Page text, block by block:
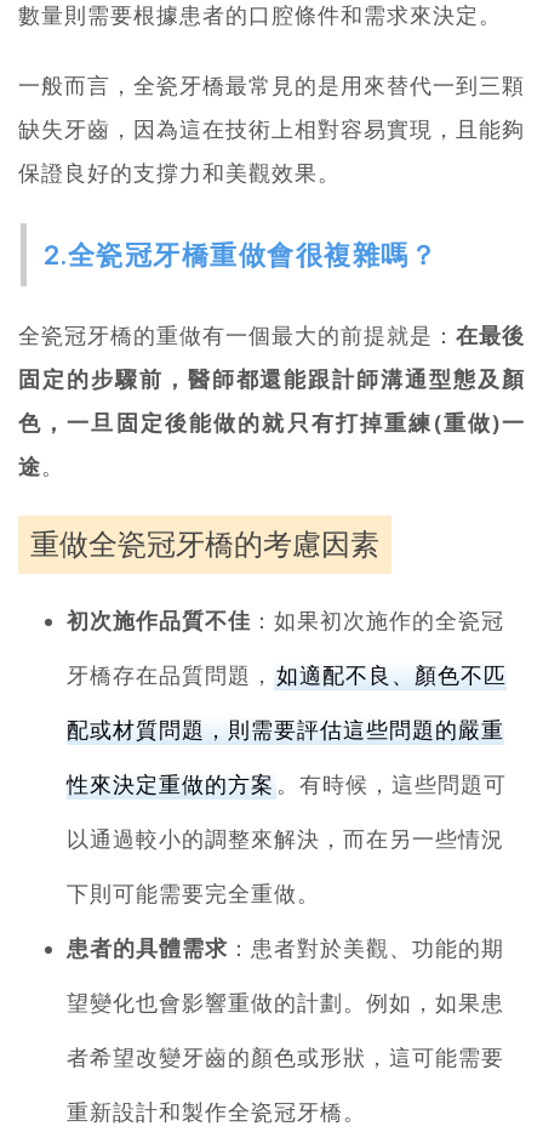
數量則需要根據患者的口腔條件和需求來決定。
一般而言，全瓷牙橋最常見的是用來替代一到三顆
缺失牙齒，因為這在技術上相對容易實現，且能夠
保證良好的支撐力和美觀效果。
2.全瓷冠牙橋重做會很複雜嗎？
全瓷冠牙橋的重做有一個最大的前提就是： 在最後
固定的步驟前，醫師都還能跟計師溝通型態及顏
色，一旦固定後能做的就只有打掉重練(重做)一
途。
重做全瓷冠牙橋的考慮因素
初次施作品質不佳 ：如果初次施作的全瓷冠
牙橋存在品質問題， 如適配不良、顏色不匹
配或材質問題，則需要評估這些問題的嚴重
性來決定重做的方案 。有時候，這些問題可
以通過較小的調整來解決，而在另一些情況
下則可能需要完全重做。
患者的具體需求 ：患者對於美觀、功能的期
望變化也會影響重做的計劃。例如，如果患
者希望改變牙齒的顏色或形狀，這可能需要
重新設計和製作全瓷冠牙橋。